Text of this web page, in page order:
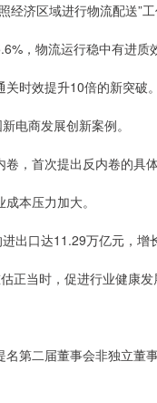
济区域进行物流配送”工
，物流运行稳中有进质
时效提升10倍的新突破。
电商发展创新案例。
，首次提出反内卷的具体
本压力加大。
口达11.29万亿元，增
当时，促进行业健康发
二届董事会非独立董